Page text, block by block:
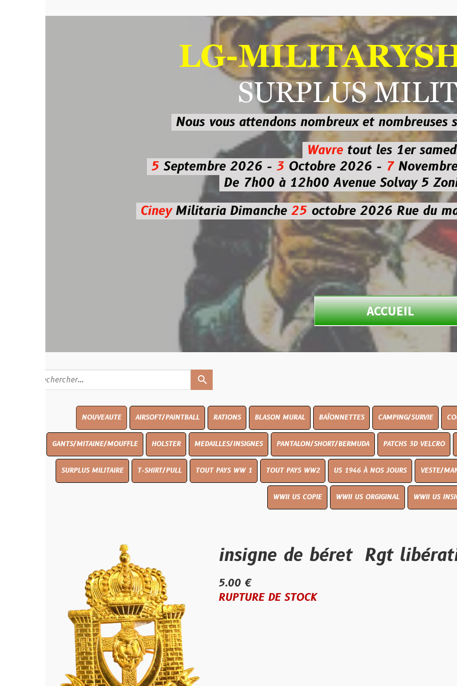
LG-
SURPLUS
Nous vous attendons nombreux et nombreusessur les
Wavre
tout les 1er samedi
Septembre 2026 -3Octobre 2026 - 7Novembre 2026
De 7h00 à 12h00 Avenue Solvay 5 Zoning
MilitariaDimanche25octobre 2026Rue du marché
ACCUEIL
AIRSOFT/PAINTBALL RATIONS BLASON MURAL BAÏONNETTES CAMPING/SURVIE COUTELLERIE
GANTS/MITAINE/MOUFFLE HOLSTER MEDAILLES/INSIGNES PANTALON/SHORT/BERMUDA PATCHS 3D VELCRO PEINTURE
SURPLUS MILITAIRE T-SHIRT/PULL TOUT PAYS WW 1 TOUT PAYS WW2 US 1946 À NOS JOURS VESTE/MANTEAU
WWII US COPIE WWII US ORGIGINAL WWII US INSIGNES
insigne de béret Rgt libération
RUPTURE DE STOCK